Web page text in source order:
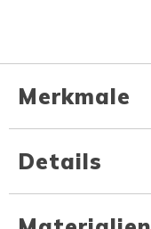
Merkmale
Details